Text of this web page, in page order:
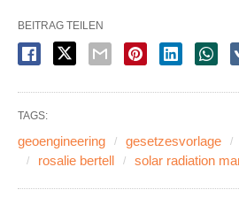
BEITRAG TEILEN
TAGS:
geoengineering gesetzesvorlage
rosalie bertell
solar radiation